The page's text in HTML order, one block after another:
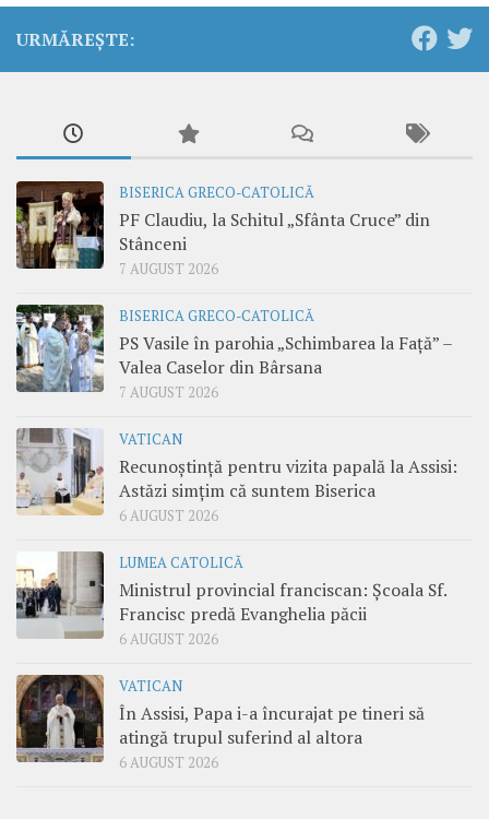
URMĂREȘTE:
BISERICA GRECO-CATOLICĂ
PF Claudiu, la Schitul „Sfânta Cruce” din
Stânceni
7 AUGUST 2026
BISERICA GRECO-CATOLICĂ
PS Vasile în parohia „Schimbarea la Față” –
Valea Caselor din Bârsana
7 AUGUST 2026
VATICAN
Recunoștință pentru vizita papală la Assisi:
Astăzi simțim că suntem Biserica
6 AUGUST 2026
LUMEA CATOLICĂ
Ministrul provincial franciscan: Școala Sf.
Francisc predă Evanghelia păcii
6 AUGUST 2026
VATICAN
În Assisi, Papa i-a încurajat pe tineri să
atingă trupul suferind al altora
6 AUGUST 2026